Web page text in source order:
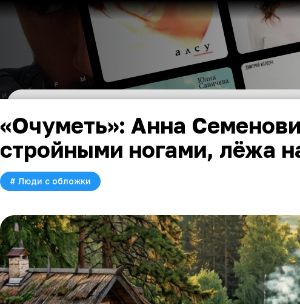
«Очуметь»: Анна
стройными ногами, лёжа
# Люди с обложки